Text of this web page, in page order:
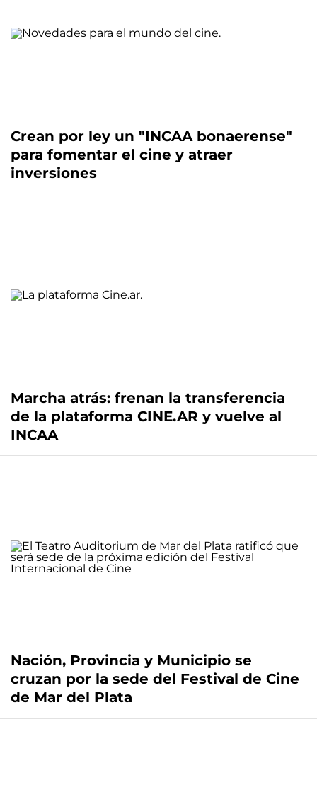
Crean por ley un "INCAA bonaerense"
para fomentar el cine y atraer
inversiones
Marcha atrás: frenan la transferencia
de la plataforma CINE.AR y vuelve al
INCAA
Nación, Provincia y Municipio se
cruzan por la sede del Festival de Cine
de Mar del Plata